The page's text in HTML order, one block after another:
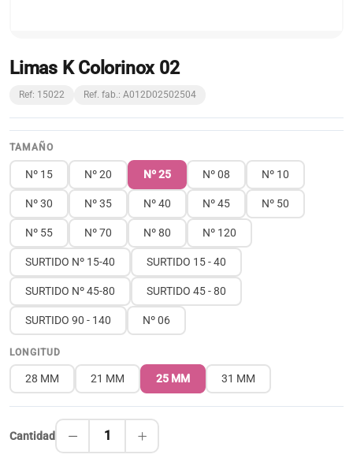
Limas K Colorinox 02
Ref: 15022 Ref. fab.: A012D02502504
TAMAÑO
Nº 15 Nº 20 Nº 25 Nº 08 Nº 10
Nº 30 Nº 35 Nº 40 Nº 45 Nº 50
Nº 55 Nº 70 Nº 80 Nº 120
SURTIDO Nº 15-40 SURTIDO 15 - 40
SURTIDO Nº 45-80 SURTIDO 45 - 80
SURTIDO 90 - 140 Nº 06
LONGITUD
28 MM 21 MM 25 MM 31 MM
Cantidad 1